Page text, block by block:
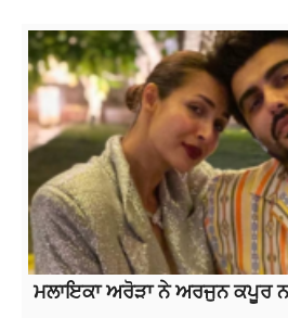
ਮਲਾਇਕਾ ਅਰੋੜਾ ਨੇ ਅਰਜੁਨ ਕਪੂਰ